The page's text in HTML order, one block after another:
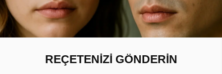
REÇETENİZİ GÖNDERİN